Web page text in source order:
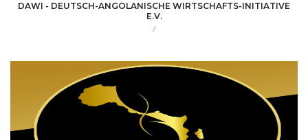
DAWI - DEUTSCH-ANGOLANISCHE WIRTSCHAFTS-INITIATIVE
E.V.
/